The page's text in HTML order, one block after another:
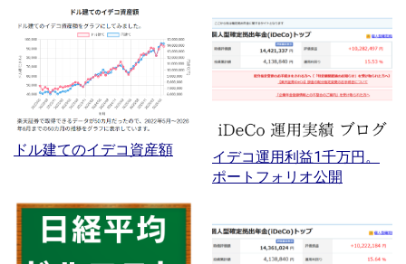
ドル建てのイデコ資産額
イデコ運用利益1千万円。
ポートフォリオ公開